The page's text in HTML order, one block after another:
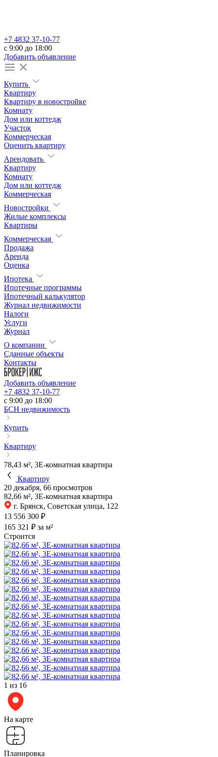
+7 4832 37-10-77
c 9:00 до 18:00
Добавить объявление
Купить
Квартиру
Квартиру в новостройке
Комнату
Дом или коттедж
Участок
Коммерческая
Оценить квартиру
Арендовать
Квартиру
Комнату
Дом или коттедж
Коммерческая
Новостройки
Жилые комплексы
Квартиры
Коммерческая
Продажа
Аренда
Оценка
Ипотека
Ипотечные программы
Ипотечный калькулятор
Журнал недвижимости
Налоги
Услуги
Журнал
О компании
Сданные объекты
Контакты
Добавить объявление
+7 4832 37-10-77
c 9:00 до 18:00
БСН недвижимость
Купить
Квартиру
78,43 м², 3Е-комнатная квартира
Квартиру
20 декабря, 66 просмотров
82,66 м², 3Е-комнатная квартира
г. Брянск, Советская улица, 122
13 556 300 ₽
165 321 ₽ за м²
Строится
1 из 16
На карте
Планировка